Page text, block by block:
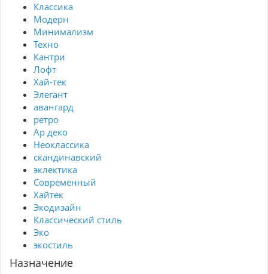
Классика
Модерн
Минимализм
Техно
Кантри
Лофт
Хай-тек
Элегант
авангард
ретро
Ар деко
Неоклассика
скандинавский
эклектика
Современный
Хайтек
Экодизайн
Классический стиль
Эко
экостиль
Назначение